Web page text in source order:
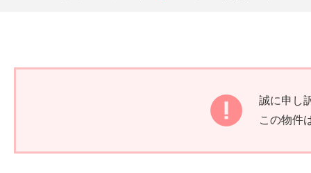
誠に申し
この物件